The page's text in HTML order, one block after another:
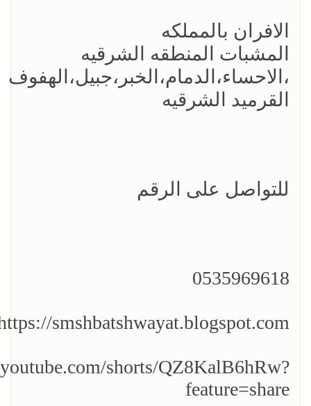
الافران بالمملكه
المشبات المنطقه الشرقيه
،الاحساء،الدمام،الخبر،جبيل،الهفوف
القرميد الشرقيه
للتواصل على الرقم
0535969618
smshbatshwayat.blogspot.com/
shorts/QZ8KalB6hRw?
feature=share